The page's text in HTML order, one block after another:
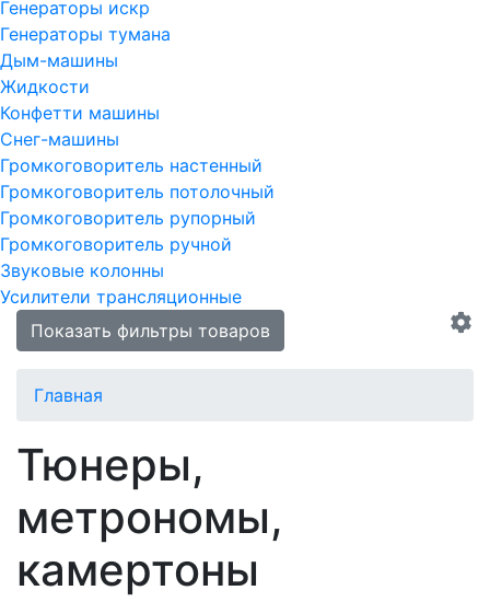
Генераторы искр
Генераторы тумана
Дым-машины
Жидкости
Конфетти машины
Снег-машины
Громкоговоритель настенный
Громкоговоритель потолочный
Громкоговоритель рупорный
Громкоговоритель ручной
Звуковые колонны
Усилители трансляционные
Показать фильтры товаров
Главная
Тюнеры,
метрономы,
камертоны